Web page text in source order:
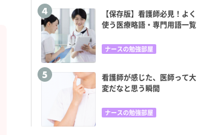
【保存版】看護師必見！よく
使う医療略語・専門用語一覧
ナースの勉強部屋
看護師が感じた、医師って大
変だなと思う瞬間
ナースの勉強部屋